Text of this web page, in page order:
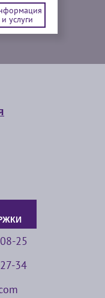
и услуги
25
34